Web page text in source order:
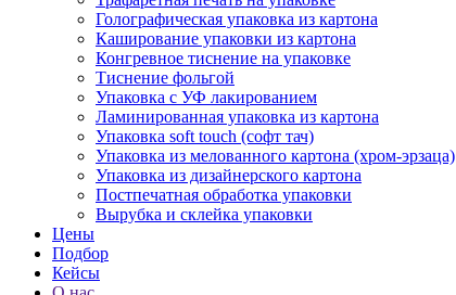
Голографическая упаковка из картона
Каширование упаковки из картона
Конгревное тиснение на упаковке
Тиснение фольгой
Упаковка с УФ лакированием
Ламинированная упаковка из картона
Упаковка soft touch (софт тач)
Упаковка из мелованного картона (хром-эрзаца)
Упаковка из дизайнерского картона
Постпечатная обработка упаковки
Вырубка и склейка упаковки
Цены
Подбор
Кейсы